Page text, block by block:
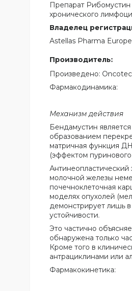
Препарат
хронического
Владелец
Astellas Pharma
Производитель:
Произведено:
Фармакодинамика:
Механизм действия
Бендамустин
образованием
матричная функция
(эффектом пуринового
молочной железы
почечноклеточная
моделях опухолей
демонстрирует лишь
устойчивости.
Это частично
обнаружена только
Кроме того в
антрациклинами или
Фармакокинетика: